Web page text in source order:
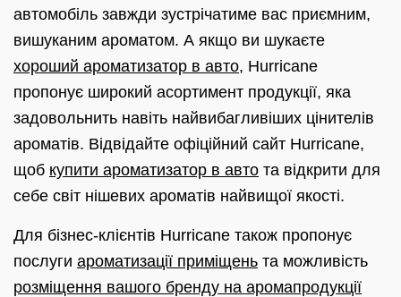
автомобіль завжди зустрічатиме вас приємним,
вишуканим ароматом. А якщо ви шукаєте
хороший ароматизатор в авто, Hurricane
пропонує широкий асортимент продукції, яка
задовольнить навіть найвибагливіших цінителів
ароматів. Відвідайте офіційний сайт Hurricane,
щоб купити ароматизатор в авто та відкрити для
себе світ нішевих ароматів найвищої якості.
Для бізнес-клієнтів Hurricane також пропонує
послуги ароматизації приміщень та можливість
розміщення вашого бренду на аромапродукції